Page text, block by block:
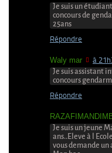
Je suis un
concours de
25ans
Répondre
Waly mar à
Je suis assistant
concours
Répondre
Je suis un jeune
ans..Eleve à l
vous demande un